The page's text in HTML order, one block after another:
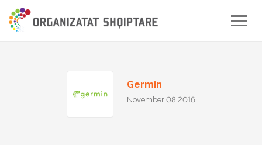
Toggle
Germin
November 08 2016